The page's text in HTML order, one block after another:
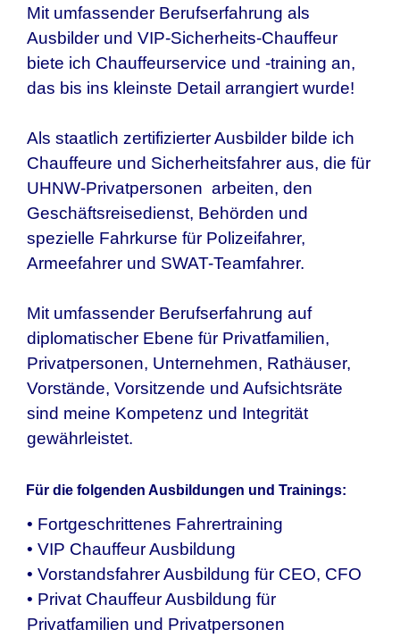
Mit umfassender Berufserfahrung als
Ausbilder und VIP-Sicherheits-Chauffeur
biete ich Chauffeurservice und -training an,
das bis ins kleinste Detail arrangiert wurde!
Als staatlich zertifizierter Ausbilder bilde ich
Chauffeure und Sicherheitsfahrer aus, die für
UHNW-Privatpersonen arbeiten, den
Geschäftsreisedienst, Behörden und
spezielle Fahrkurse für Polizeifahrer,
Armeefahrer und SWAT-Teamfahrer.
Mit umfassender Berufserfahrung auf
diplomatischer Ebene für Privatfamilien,
Privatpersonen, Unternehmen, Rathäuser,
Vorstände, Vorsitzende und Aufsichtsräte
sind meine Kompetenz und Integrität
gewährleistet.
Für die folgenden Ausbildungen und Trainings:
• Fortgeschrittenes Fahrertraining
• VIP Chauffeur Ausbildung
• Vorstandsfahrer Ausbildung für CEO, CFO
• Privat Chauffeur Ausbildung für
Privatfamilien und Privatpersonen